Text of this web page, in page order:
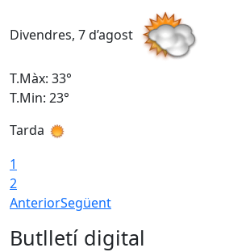
Divendres, 7 d’agost
T.Màx: 33°
T.Min: 23°
Tarda
1
2
AnteriorSegüent
Butlletí digital